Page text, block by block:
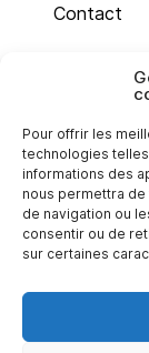
Pour offrir les
technologies
informations des
nous permettra
de navigation ou
consentir ou de
sur certaines
Contact
Plan du site
Politique